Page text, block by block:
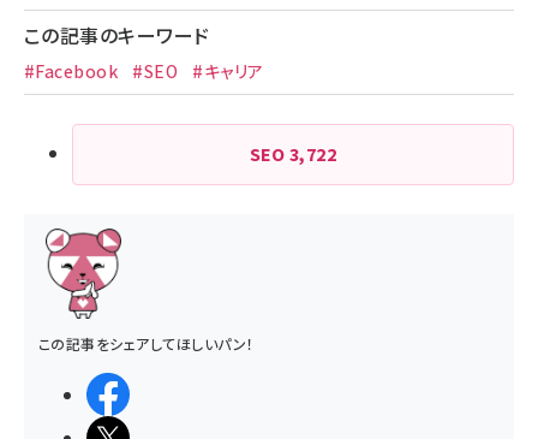
この記事のキーワード
#Facebook #SEO #キャリア
SEO 3,722
この記事をシェアしてほしいパン！